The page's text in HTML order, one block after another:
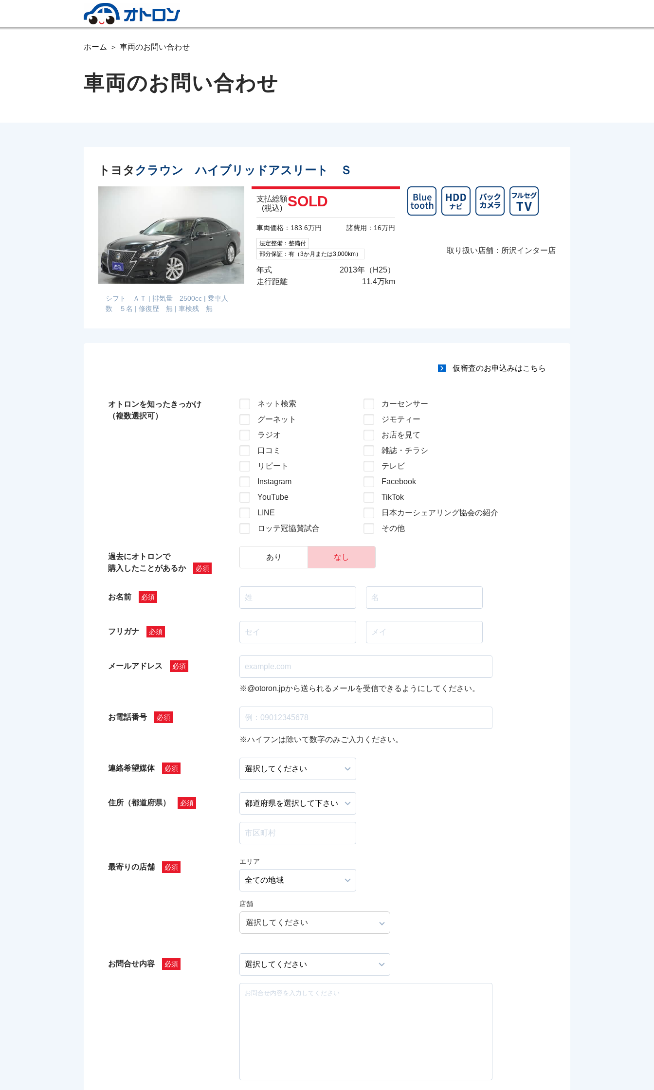
ホーム 車両のお問い合わせ
車両のお問い合わせ
トヨタ クラウン ハイブリッドアスリート Ｓ
シフト ＡＴ | 排気量 2500cc | 乗車人
数 ５名 | 修復歴 無 | 車検残 無
支払総額
(税込)
SOLD
車両価格：183.6万円 諸費用：16万円
法定整備：整備付
部分保証：有（3か月または3,000km）
年式
2013年（H25）
走行距離
11.4万km
取り扱い店舗：所沢インター店
仮審査のお申込みはこちら
オトロンを知ったきっかけ
（複数選択可）
ネット検索
カーセンサー
グーネット
ジモティー
ラジオ
お店を見て
口コミ
雑誌・チラシ
リピート
テレビ
Instagram
Facebook
YouTube
TikTok
LINE
日本カーシェアリング協会の紹介
ロッテ冠協賛試合
その他
過去にオトロンで
購入したことがあるか
あり なし
お名前
フリガナ
メールアドレス
※@otoron.jpから送られるメールを受信できるようにしてください。
お電話番号
※ハイフンは除いて数字のみご入力ください。
連絡希望媒体
住所（都道府県）
最寄りの店舗
エリア
店舗
選択してください
お問合せ内容